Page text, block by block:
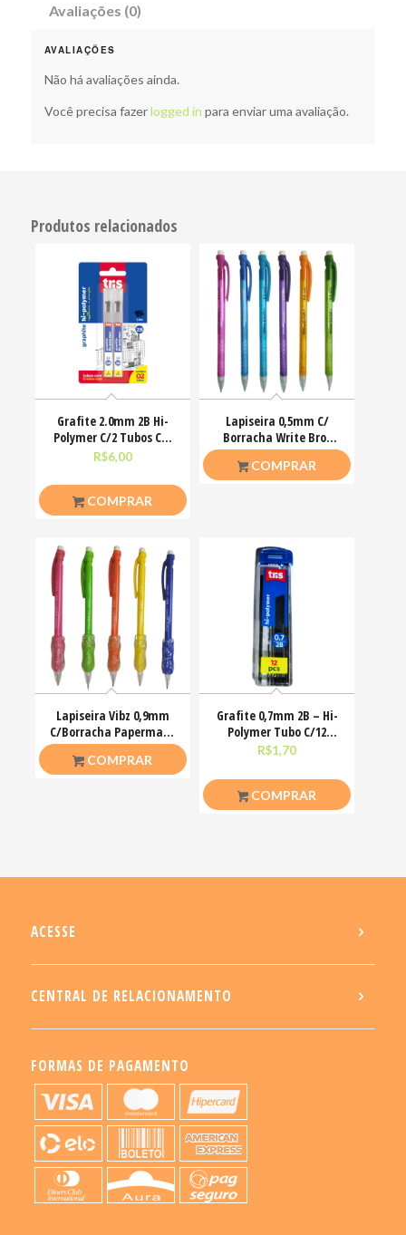
Avaliações (0)
AVALIAÇÕES
Não há avaliações ainda.
Você precisa fazerlogged in para enviar uma avaliação.
Produtos relacionados
Grafite 2.0mm 2B Hi-
Polymer C/2 Tubos C/6
Minas cada Tris
R$6,00
COMPRAR
Lapiseira 0,5mm C/
Borracha Write Bros
PaperMate Cores
COMPRAR
Lapiseira Vibz 0,9mm
C/Borracha Papermate
Cores
COMPRAR
Grafite 0,7mm 2B – Hi-
Polymer Tubo C/12
Minas Tris
R$1,70
COMPRAR
ACESSE
CENTRAL DE RELACIONAMENTO
FORMAS DE PAGAMENTO